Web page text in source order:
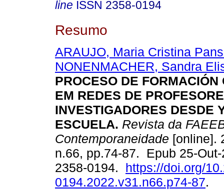
line ISSN 2358-0194
Resumo
ARAUJO, Maria Cristina
NONENMACHER, Sandra
PROCESO DE FORMACIÓN
EM REDES DE
INVESTIGADORES DESDE
ESCUELA. Revista da
Contemporaneidade [online].
n.66, pp.74-87. Epub 25-
2358-0194. https://doi.org/
0194.2022.v31.n66.p74-87.